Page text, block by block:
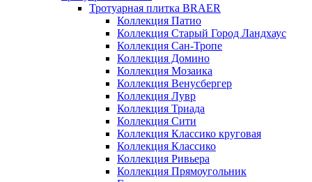
Тротуарная плитка BRAER
Коллекция Патио
Коллекция Старый Город Ландхаус
Коллекция Сан-Тропе
Коллекция Домино
Коллекция Мозаика
Коллекция Венусбергер
Коллекция Лувр
Коллекция Триада
Коллекция Сити
Коллекция Классико круговая
Коллекция Классико
Коллекция Ривьера
Коллекция Прямоугольник